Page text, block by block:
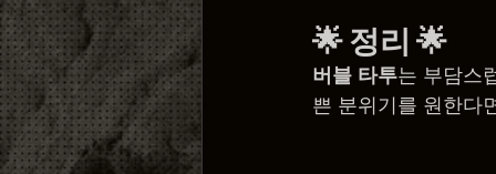
🌟 정리 🌟
버블 타투는 부담스
쁜 분위기를 원한다